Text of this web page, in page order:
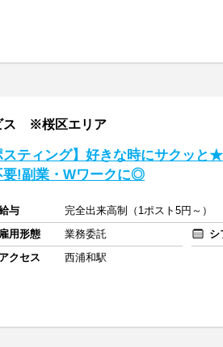
ス ※桜区エリア
スティング】好きな時にサクッと
要!副業・Wワークに◎
与
完全出来高制（1ポスト5円～）
雇用形態
業務委託 シ
アクセス
西浦和駅